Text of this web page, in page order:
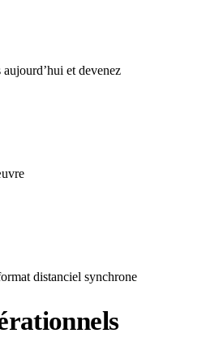
aujourd’hui et devenez
distanciel synchrone